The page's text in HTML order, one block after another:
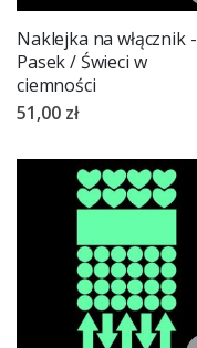
Naklejka na włącznik -
Pasek / Świeci w
ciemności
51,00 zł